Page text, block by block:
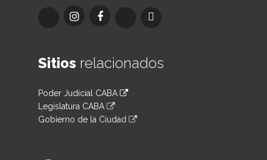
Sitios relacionados
Poder Judicial CABA
Legislatura CABA
Gobierno de la Ciudad